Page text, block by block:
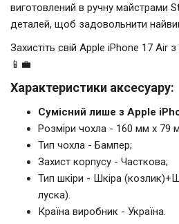
виготовлений в ручну майстрами
деталей, щоб задовольнити
Захистіть свій Apple iPhone 17 Air
📱💼
Характеристики аксесуару:
Сумісний лише з Apple
Розміри чохла - 160 мм x 79
Тип чохла - Бампер;
Захист корпусу - Часткова;
Тип шкіри - Шкіра
луска).
Країна виробник - Україна.